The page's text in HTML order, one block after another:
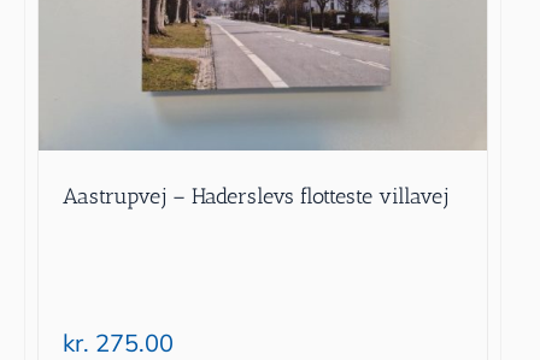
Aastrupvej – Haderslevs flotteste villavej
kr. 275.00